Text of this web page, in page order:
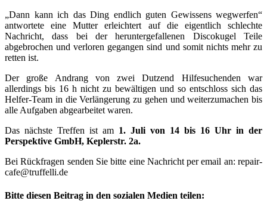
„Dann kann ich das Ding endlich guten Gewissens wegwerfen“
antwortete eine Mutter erleichtert auf die eigentlich schlechte
Nachricht, dass bei der heruntergefallenen Discokugel Teile
abgebrochen und verloren gegangen sind und somit nichts mehr zu
retten ist.
Der große Andrang von zwei Dutzend Hilfesuchenden war
allerdings bis 16 h nicht zu bewältigen und so entschloss sich das
Helfer-Team in die Verlängerung zu gehen und weiterzumachen bis
alle Aufgaben abgearbeitet waren.
Das nächste Treffen ist am 1. Juli von 14 bis 16 Uhr in der
Perspektive GmbH, Keplerstr. 2a.
Bei Rückfragen senden Sie bitte eine Nachricht per email an: repair-
cafe@truffelli.de
Bitte diesen Beitrag in den sozialen Medien teilen: